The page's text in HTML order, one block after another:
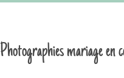
Photographies mariage